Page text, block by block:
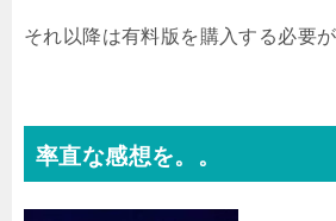
それ以降は有料版を購入する必要が
率直な感想を。。